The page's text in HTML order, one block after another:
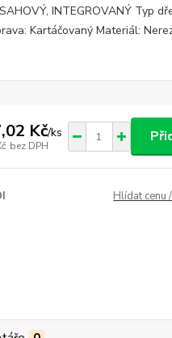
INTEGROVANÝ Typ
Kartáčovaný Materiál:
Kč/ks
bez DPH
Hlídat cenu